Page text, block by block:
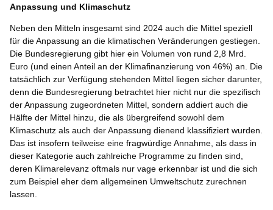
Anpassung und Klimaschutz
Neben den Mitteln insgesamt sind 2024 auch die Mittel speziell
für die Anpassung an die klimatischen Veränderungen gestiegen.
Die Bundesregierung gibt hier ein Volumen von rund 2,8 Mrd.
Euro (und einen Anteil an der Klimafinanzierung von 46%) an. Die
tatsächlich zur Verfügung stehenden Mittel liegen sicher darunter,
denn die Bundesregierung betrachtet hier nicht nur die spezifisch
der Anpassung zugeordneten Mittel, sondern addiert auch die
Hälfte der Mittel hinzu, die als übergreifend sowohl dem
Klimaschutz als auch der Anpassung dienend klassifiziert wurden.
Das ist insofern teilweise eine fragwürdige Annahme, als dass in
dieser Kategorie auch zahlreiche Programme zu finden sind,
deren Klimarelevanz oftmals nur vage erkennbar ist und die sich
zum Beispiel eher dem allgemeinen Umweltschutz zurechnen
lassen.